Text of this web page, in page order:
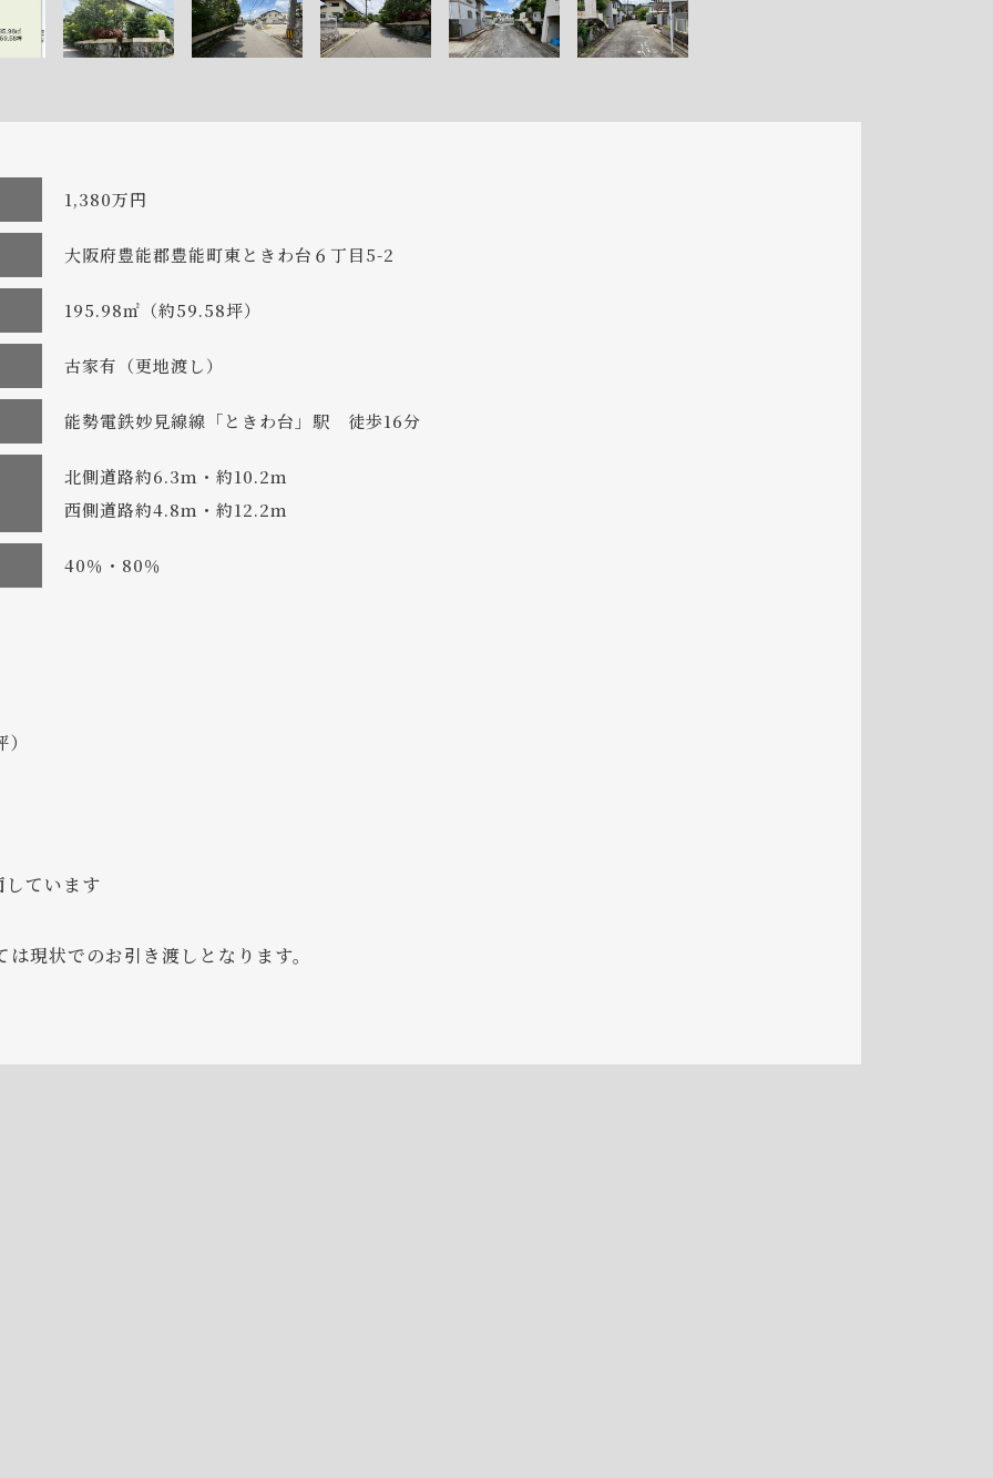
1,380万円
大阪府豊能郡豊能町東ときわ台６丁目5-2
195.98㎡（約59.58坪）
古家有（更地渡し）
能勢電鉄妙見線線「ときわ台」駅 徒歩16分
北側道路約6.3ｍ・約10.2ｍ
西側道路約4.8ｍ・約12.2ｍ
40％・80％
ています
現状でのお引き渡しとなります。